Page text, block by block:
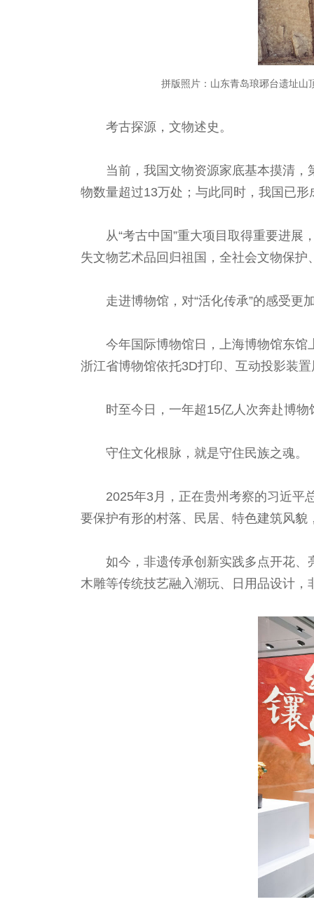
拼版照片：山东青岛琅琊台遗址山
考古探源，文物述史。
当前，我国文物资源家底基本摸清，
物数量超过13万处；与此同时，我国已
从“考古中国”重大项目取得重要进
失文物艺术品回归祖国，全社会文物保护
走进博物馆，对“活化传承”的感受更
今年国际博物馆日，上海博物馆东
浙江省博物馆依托3D打印、互动投影装
时至今日，一年超15亿人次奔赴博
守住文化根脉，就是守住民族之魂。
2025年3月，正在贵州考察的习近平
要保护有形的村落、民居、特色建筑风
如今，非遗传承创新实践多点开花
木雕等传统技艺融入潮玩、日用品设计